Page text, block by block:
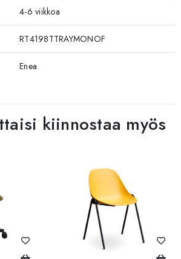
4-6 viikkoa
RT4198TTRAYMONOF
Enea
kiinnostaa myös